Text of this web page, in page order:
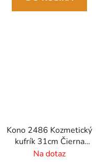
Kono 2486 Kozmetický
kufrík 31cm Čierna
ABS/Polykarbonát
Na dotaz